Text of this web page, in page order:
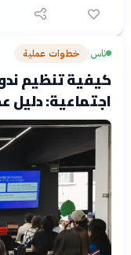
ناس› خطوات عملية
كيفية تنظيم
اجتماعية: